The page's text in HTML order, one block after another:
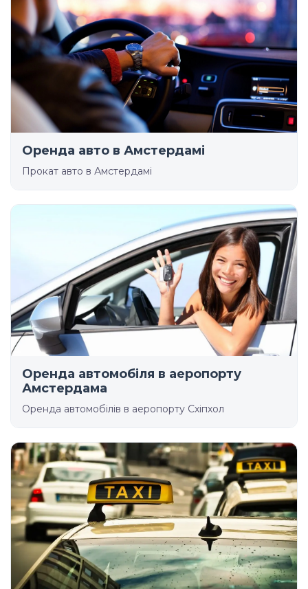
Оренда авто в Амстердамі
Прокат авто в Амстердамі
Оренда автомобіля в аеропорту
Амстердама
Оренда автомобілів в аеропорту Схіпхол